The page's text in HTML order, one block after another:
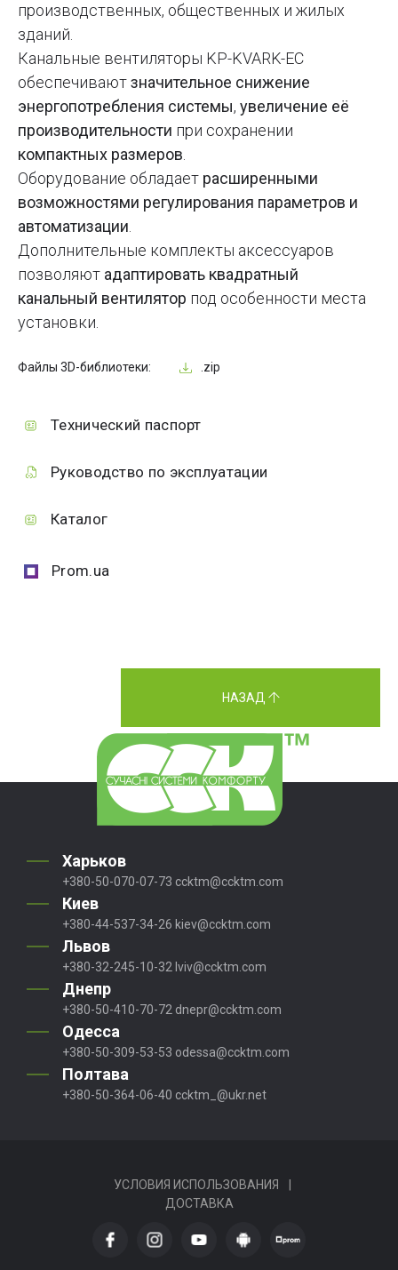
производственных, общественных и жилых
зданий.
Канальные вентиляторы KP-KVARK-EC
обеспечиваютзначительное снижение
энергопотребления системы, увеличение её
производительности при сохранении
компактных размеров
Оборудование обладает расширенными
возможностями регулирования параметров и
автоматизации
Дополнительные комплекты аксессуаров
позволяют адаптировать квадратный
канальный вентилятор под особенности места
установки.
Файлы 3D-библиотеки: .zip
Технический паспорт
Руководство по эксплуатации
Каталог
Prom.ua
НАЗАД
Харьков
+380-50-070-07-73 ccktm@ccktm.com
Киев
+380-44-537-34-26 kiev@ccktm.com
Львов
+380-32-245-10-32 lviv@ccktm.com
Днепр
+380-50-410-70-72 dnepr@ccktm.com
Одесса
+380-50-309-53-53 odessa@ccktm.com
Полтава
+380-50-364-06-40 ccktm_@ukr.net
УСЛОВИЯ ИСПОЛЬЗОВАНИЯ
ДОСТАВКА